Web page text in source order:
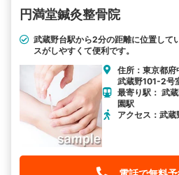
円満堂鍼灸整骨院
武蔵野台駅から2分の距離に位置して
スがしやすくて便利です。
住所：東京都
武蔵野101-2号
最寄り駅： 武
園駅
アクセス：武